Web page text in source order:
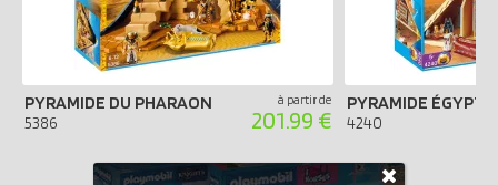
PYRAMIDE DU PHARAON
5386
à partir de
201.99 €
PYRAMIDE
4240